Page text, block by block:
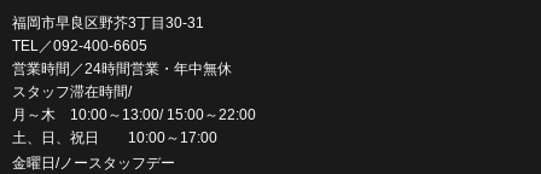
福岡市早良区野芥3丁目30-31
TEL／092-400-6605
営業時間／24時間営業・年中無休
スタッフ滞在時間/
月～木 10:00～13:00/ 15:00～22:00
土、日、祝日 10:00～17:00
金曜日/ノースタッフデー